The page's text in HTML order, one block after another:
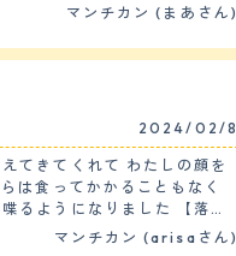
まで走り回ってストレスを
的広くを走りまわっていま
で、投薬も必要はありませ
マンチカン (まあさん)
2024/02/8
マンチカン (arisaさん)